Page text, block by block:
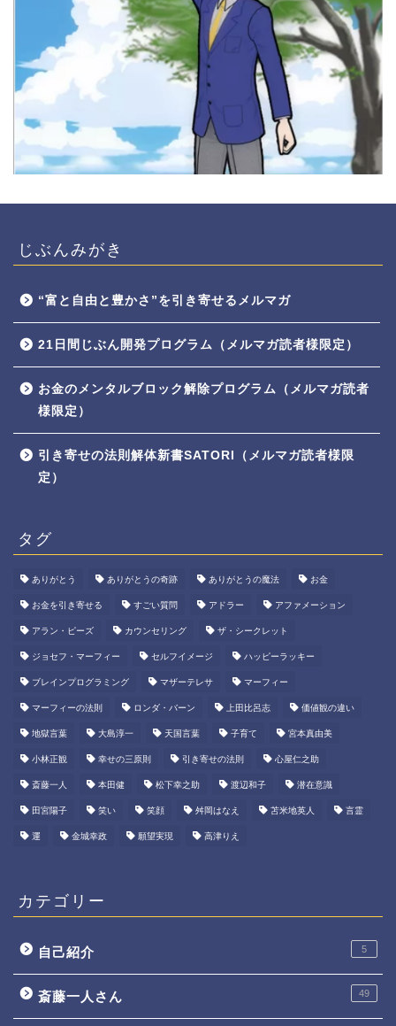
じぶんみがき
“富と自由と豊かさ”を引き寄せるメルマガ
21日間じぶん開発プログラム（メルマガ読者様限定）
お金のメンタルブロック解除プログラム（メルマガ読者
様限定）
引き寄せの法則解体新書SATORI（メルマガ読者様限
定）
タグ
ありがとう ありがとうの奇跡 ありがとうの魔法 お金
お金を引き寄せる すごい質問 アドラー アファメーション
アラン・ピーズ カウンセリング ザ・シークレット
ジョセフ・マーフィー セルフイメージ ハッピーラッキー
ブレインプログラミング マザーテレサ マーフィー
マーフィーの法則 ロンダ・バーン 上田比呂志 価値観の違い
地獄言葉 大島淳一 天国言葉 子育て 宮本真由美
小林正観 幸せの三原則 引き寄せの法則 心屋仁之助
斎藤一人 本田健 松下幸之助 渡辺和子 潜在意識
田宮陽子 笑い 笑顔 舛岡はなえ 苫米地英人 言霊
運 金城幸政 願望実現 高津りえ
カテゴリー
自己紹介 5
斎藤一人さん 49